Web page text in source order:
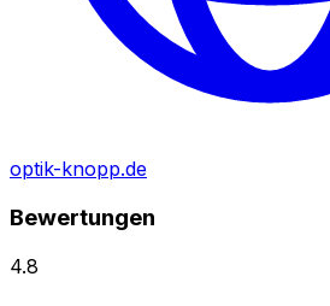
optik-knopp.de
Bewertungen
4.8